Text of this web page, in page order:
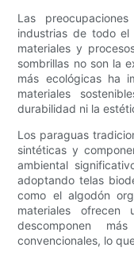
Las
industrias de todo el
materiales y
sombrillas no son la
más ecológicas ha
materiales
durabilidad ni la
Los paraguas
sintéticas y
ambiental
adoptando telas
como el algodón
materiales
descomponen
convencionales, lo